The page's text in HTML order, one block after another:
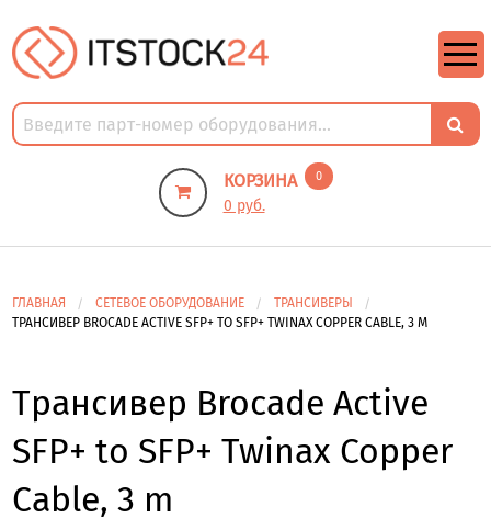
КОРЗИНА 0
0 руб.
ГЛАВНАЯ СЕТЕВОЕ ОБОРУДОВАНИЕ
ТРАНСИВЕРЫ
ТРАНСИВЕР BROCADE ACTIVE SFP+ TO SFP+ TWINAX COPPER CABLE, 3 M
Трансивер Brocade Active
SFP+ to SFP+ Twinax Copper
Cable, 3 m